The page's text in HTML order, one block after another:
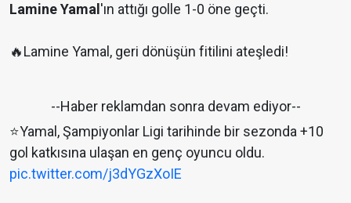
Lamine Yamal 'ın attığı golle 1-0 öne geçti.
🔥Lamine Yamal, geri dönüşün fitilini ateşledi!
--Haber reklamdan sonra devam ediyor--
⭐️Yamal, Şampiyonlar Ligi tarihinde bir sezonda +10
gol katkısına ulaşan en genç oyuncu oldu.
pic.twitter.com/j3dYGzXoIE